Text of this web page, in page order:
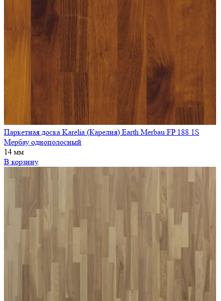
Паркетная доска Karelia (Карелия) Earth Merbau FP 188 1S
Мербау однополосный
14 мм
В корзину